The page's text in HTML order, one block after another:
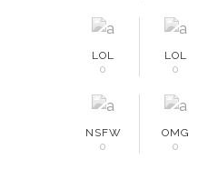
LOL
0
LOL
0
NSFW
0
OMG
0